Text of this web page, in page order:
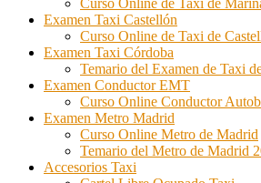
Curso Online de Taxi de
Examen Taxi Castellón
Curso Online de Taxi de
Examen Taxi Córdoba
Temario del Examen de Taxi
Examen Conductor EMT
Curso Online Conductor
Examen Metro Madrid
Curso Online Metro de Madrid
Temario del Metro de Madrid
Accesorios Taxi